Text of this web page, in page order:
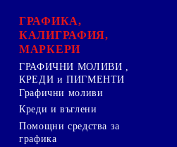
ГРАФИКА,
КАЛИГРАФИЯ,
МАРКЕРИ
ГРАФИЧНИ МОЛИВИ ,
КРЕДИ и ПИГМЕНТИ
Графични моливи
Креди и въглени
Помощни средства за
графика